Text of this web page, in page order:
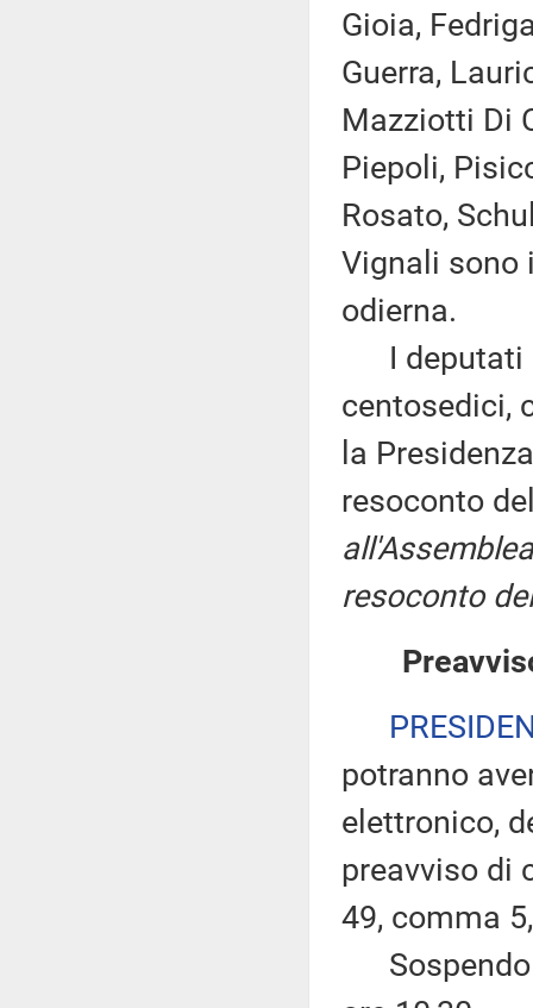
Gioia,
Guerra,
Mazziotti Di
Piepoli,
Rosato,
Vignali sono
odierna.
I deputati
centosedici,
la
resoconto
resoconto
potranno
elettronico,
preavviso di
49, comma
Sospendo